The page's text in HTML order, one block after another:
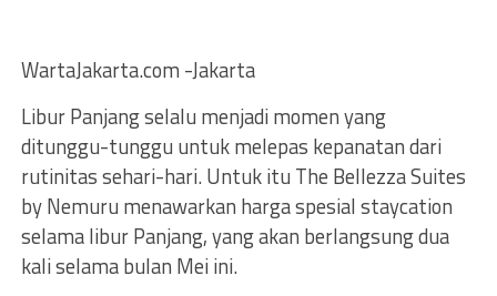
WartaJakarta.com -Jakarta
Libur Panjang selalu menjadi momen yang
ditunggu-tunggu untuk melepas kepanatan dari
rutinitas sehari-hari. Untuk itu The Bellezza Suites
by Nemuru menawarkan harga spesial staycation
selama libur Panjang, yang akan berlangsung dua
kali selama bulan Mei ini.